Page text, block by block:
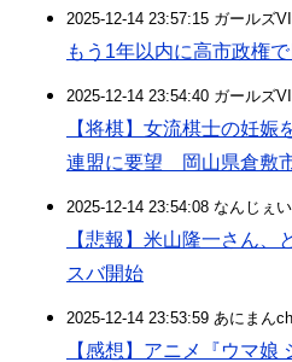
2025-12-14 23:57:15 ガールズ
もう1年以内に高市政権
2025-12-14 23:54:40 ガールズ
【将棋】女流棋士の妊
連盟に要望 岡山県倉敷
2025-12-14 23:54:08 なんじぇ
【悲報】米山隆一さん、
スバ開始
2025-12-14 23:53:59 あにまんch
【感想】アニメ『ウマ娘